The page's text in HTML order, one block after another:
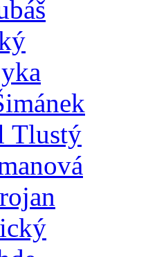
Tlustý